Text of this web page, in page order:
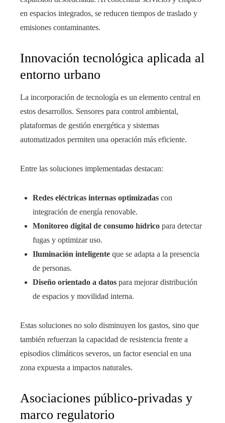
en espacios integrados, se reducen tiempos de traslado y
emisiones contaminantes.
Innovación tecnológica aplicada al
entorno urbano
La incorporación de tecnología es un elemento central en
estos desarrollos. Sensores para control ambiental,
plataformas de gestión energética y sistemas
automatizados permiten una operación más eficiente.
Entre las soluciones implementadas destacan:
Redes eléctricas internas optimizadas con
integración de energía renovable.
Monitoreo digital de consumo hídrico para detectar
fugas y optimizar uso.
Iluminación inteligente que se adapta a la presencia
de personas.
Diseño orientado a datos para mejorar distribución
de espacios y movilidad interna.
Estas soluciones no solo disminuyen los gastos, sino que
también refuerzan la capacidad de resistencia frente a
episodios climáticos severos, un factor esencial en una
zona expuesta a impactos naturales.
Asociaciones público-privadas y
marco regulatorio